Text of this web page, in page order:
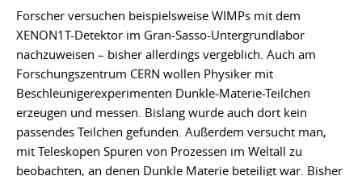
Forscher versuchen beispielsweise WIMPs mit dem
XENON1T-Detektor im Gran-Sasso-Untergrundlabor
nachzuweisen – bisher allerdings vergeblich. Auch am
Forschungszentrum CERN wollen Physiker mit
Beschleunigerexperimenten Dunkle-Materie-Teilchen
erzeugen und messen. Bislang wurde auch dort kein
passendes Teilchen gefunden. Außerdem versucht man,
mit Teleskopen Spuren von Prozessen im Weltall zu
beobachten, an denen Dunkle Materie beteiligt war. Bisher